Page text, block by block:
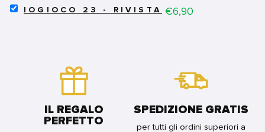
BUNDLE
-
SELECT
IOGIOCO 23 - RIVISTA Price
€6,90
IL REGALO
PERFETTO
SPEDIZIONE GRATIS
per tutti gli ordini superiori a